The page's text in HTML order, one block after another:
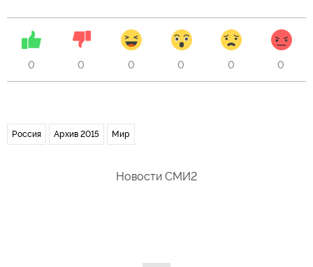
0 0 0 0 0 0
Россия Архив 2015 Мир
Новости СМИ2